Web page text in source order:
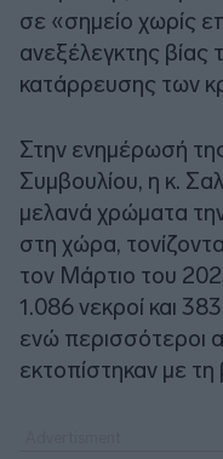
σε «σημείο χωρίς
ανεξέλεγκτης βίας
κατάρρευσης των
Στην ενημέρωσή
Συμβουλίου, η κ.
μελανά χρώματα
στη χώρα,
τον Μάρτιο του
1.086 νεκροί και
ενώ περισσότεροι
εκτοπίστηκαν με τη